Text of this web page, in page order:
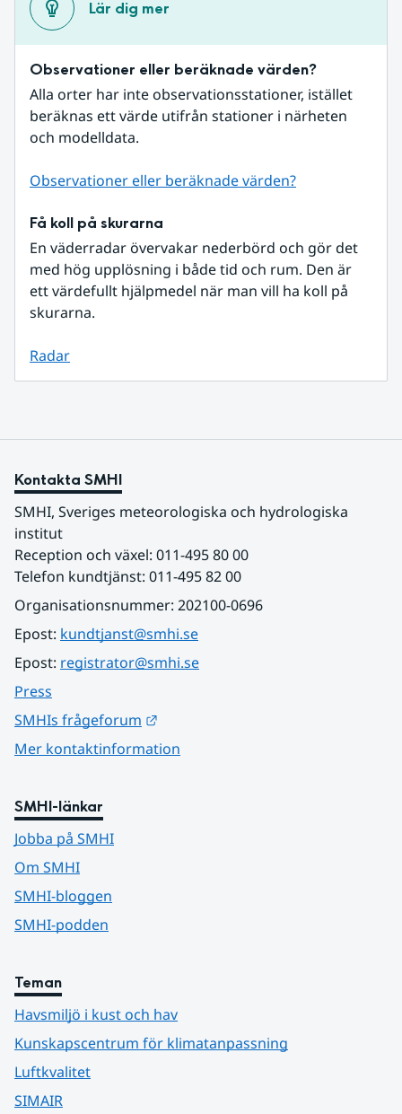
Lär dig mer
Observationer eller beräknade värden?
Alla orter har inte observationsstationer, istället
beräknas ett värde utifrån stationer i närheten
och modelldata.
Observationer eller beräknade värden?
Få koll på skurarna
En väderradar övervakar nederbörd och gör det
med hög upplösning i både tid och rum. Den är
ett värdefullt hjälpmedel när man vill ha koll på
skurarna.
Radar
Kontakta SMHI
SMHI, Sveriges meteorologiska och hydrologiska
institut
Reception och växel: 011-495 80 00
Telefon kundtjänst: 011-495 82 00
Organisationsnummer: 202100-0696
Epost: kundtjanst@smhi.se
Epost: registrator@smhi.se
Press
SMHIs frågeforum
Mer kontaktinformation
SMHI-länkar
Jobba på SMHI
Om SMHI
SMHI-bloggen
SMHI-podden
Teman
Havsmiljö i kust och hav
Kunskapscentrum för klimatanpassning
Luftkvalitet
SIMAIR